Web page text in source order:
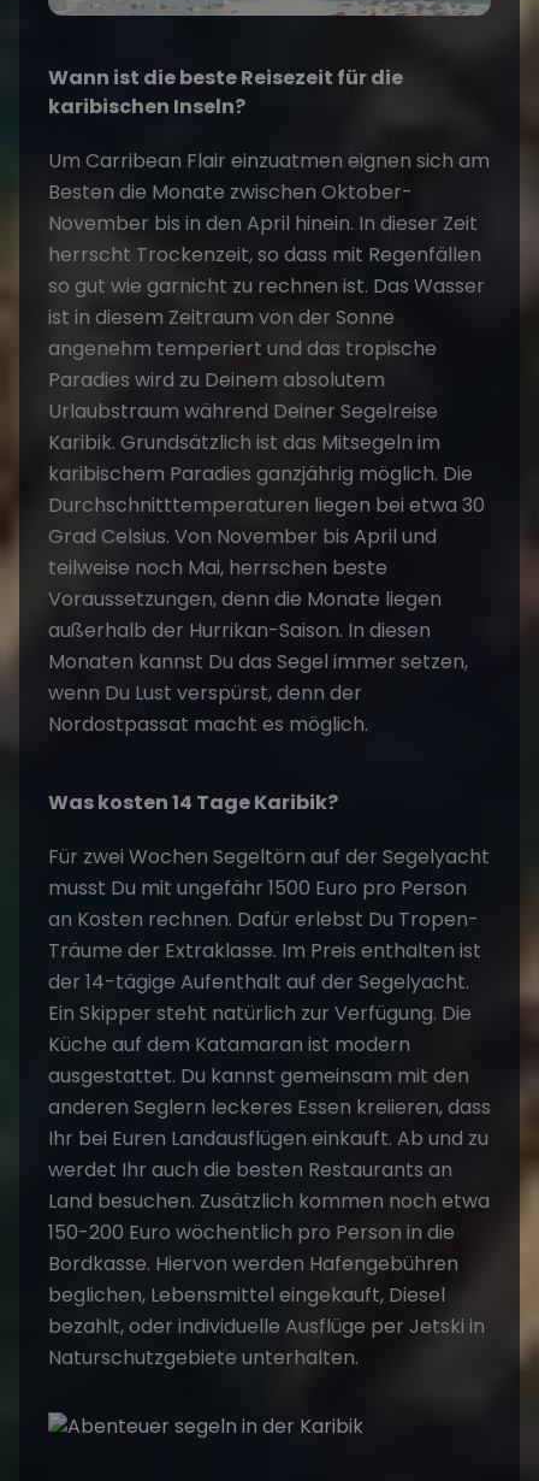
Wann ist die beste Reisezeit für die
karibischen Inseln?
Um Carribean Flair einzuatmen eignen sich am
Besten die Monate zwischen Oktober-
November bis in den April hinein. In dieser Zeit
herrscht Trockenzeit, so dass mit Regenfällen
so gut wie garnicht zu rechnen ist. Das Wasser
ist in diesem Zeitraum von der Sonne
angenehm temperiert und das tropische
Paradies wird zu Deinem absolutem
Urlaubstraum während Deiner Segelreise
Karibik. Grundsätzlich ist das Mitsegeln im
karibischem Paradies ganzjährig möglich. Die
Durchschnitttemperaturen liegen bei etwa 30
Grad Celsius. Von November bis April und
teilweise noch Mai, herrschen beste
Voraussetzungen, denn die Monate liegen
außerhalb der Hurrikan-Saison. In diesen
Monaten kannst Du das Segel immer setzen,
wenn Du Lust verspürst, denn der
Nordostpassat macht es möglich.
Was kosten 14 Tage Karibik?
Für zwei Wochen Segeltörn auf der Segelyacht
musst Du mit ungefähr 1500 Euro pro Person
an Kosten rechnen. Dafür erlebst Du Tropen-
Träume der Extraklasse. Im Preis enthalten ist
der 14-tägige Aufenthalt auf der Segelyacht.
Ein Skipper steht natürlich zur Verfügung. Die
Küche auf dem Katamaran ist modern
ausgestattet. Du kannst gemeinsam mit den
anderen Seglern leckeres Essen kreiieren, dass
Ihr bei Euren Landausflügen einkauft. Ab und zu
werdet Ihr auch die besten Restaurants an
Land besuchen. Zusätzlich kommen noch etwa
150-200 Euro wöchentlich pro Person in die
Bordkasse. Hiervon werden Hafengebühren
beglichen, Lebensmittel eingekauft, Diesel
bezahlt, oder individuelle Ausflüge per Jetski in
Naturschutzgebiete unterhalten.